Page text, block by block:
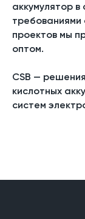
аккумулятор в
требованиями
проектов мы
оптом.
CSB —
кислотных
систем